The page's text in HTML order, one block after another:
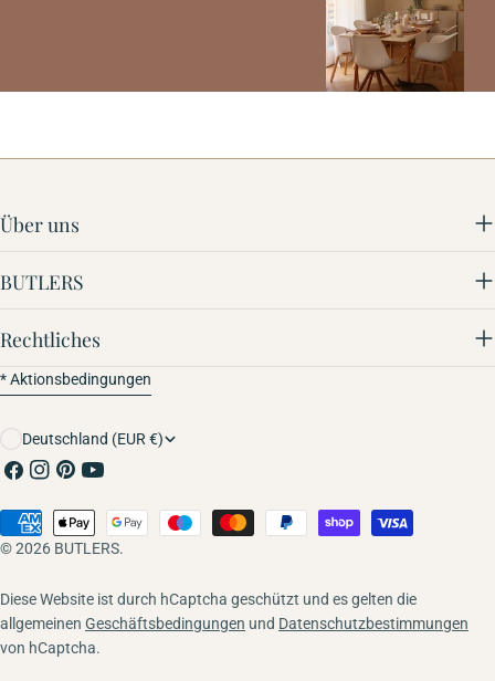
Über uns
BUTLERS
Rechtliches
* Aktionsbedingungen
Land/Region
Deutschland (EUR €)
Facebook
Instagram
PinterestYouTube
© 2026 BUTLERS.
Zahlungsmethoden
Diese Website ist durch hCaptcha geschützt und es gelten die
allgemeinen Geschäftsbedingungen und Datenschutzbestimmungen
von hCaptcha.